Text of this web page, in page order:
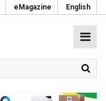
eMagazine English